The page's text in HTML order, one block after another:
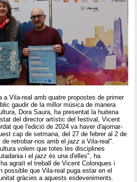
a Vila-real amb quatre propostes de primer
gaudir de la millor música de manera
Dora Saura, ha presentat la huitena
del director artístic del festival, Vicent
que l'edició de 2024 va haver d'ajornar-
cap de setmana, del 27 de febrer al 2 de
de retrobar-nos amb eljazz a Vila-real".
volem que totes les disciplines
i eljazz és una d'elles", ha
agraït el treball de Vicent Colonques i
possible que Vila-real puga estar en el
gràcies a aquests esdeveniments.